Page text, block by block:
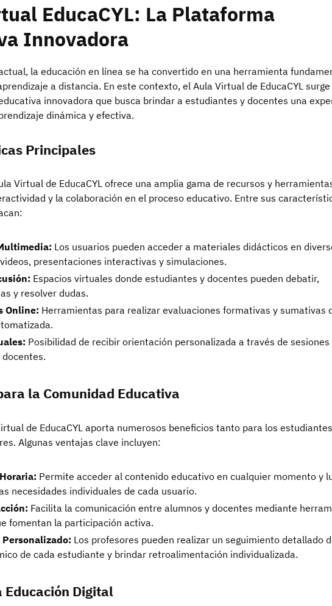
EducaCYL: La Plataforma
Innovadora
la educación en línea se ha convertido en una herramienta
a distancia. En este contexto, el Aula Virtual de EducaCYL
innovadora que busca brindar a estudiantes y docentes una
dinámica y efectiva.
Principales
Virtual de EducaCYL ofrece una amplia gama de recursos y
y la colaboración en el proceso educativo. Entre sus
Los usuarios pueden acceder a materiales didácticos en
presentaciones interactivas y simulaciones.
Espacios virtuales donde estudiantes y docentes pueden debatir,
y resolver dudas.
Online: Herramientas para realizar evaluaciones formativas y sumativas
Posibilidad de recibir orientación personalizada a través de sesiones
la Comunidad Educativa
de EducaCYL aporta numerosos beneficios tanto para los
Algunas ventajas clave incluyen:
Permite acceder al contenido educativo en cualquier momento y
necesidades individuales de cada usuario.
Facilita la comunicación entre alumnos y docentes mediante
fomentan la participación activa.
Los profesores pueden realizar un seguimiento detallado
de cada estudiante y brindar retroalimentación individualizada.
Educación Digital